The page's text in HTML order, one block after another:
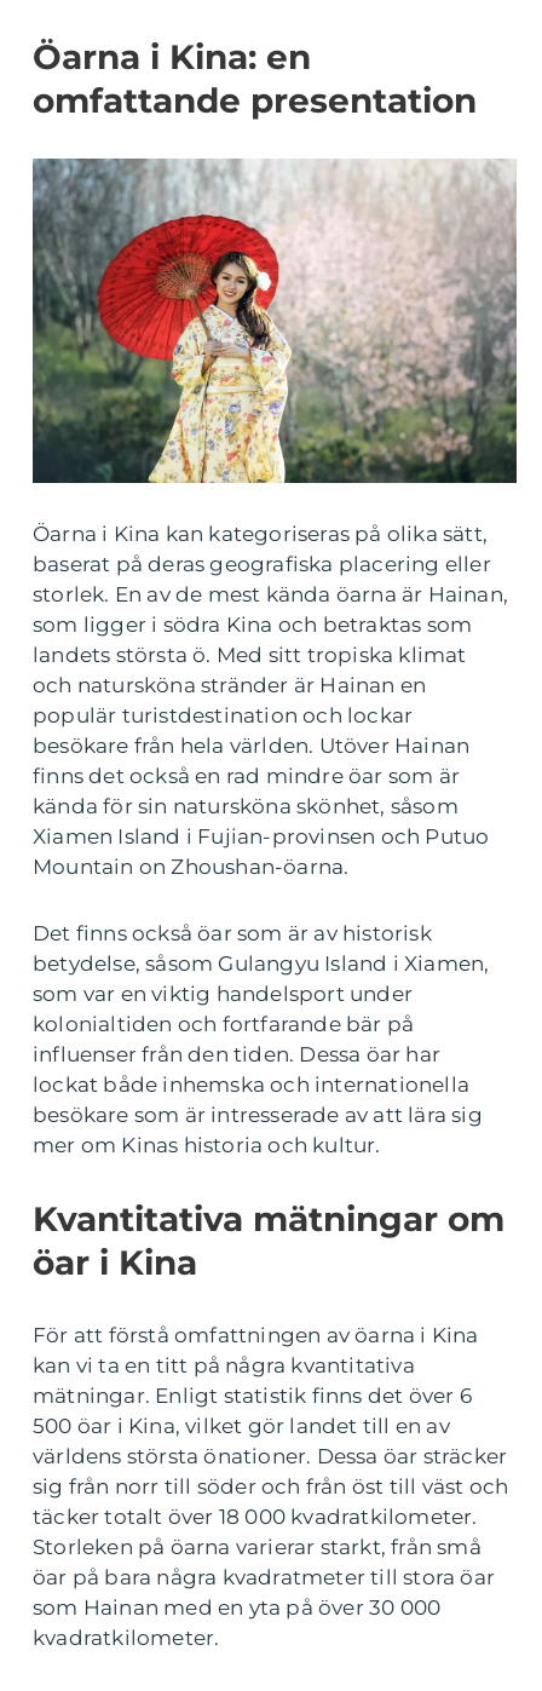
Öarna i Kina: en
omfattande presentation
Öarna i Kina kan kategoriseras på olika sätt,
baserat på deras geografiska placering eller
storlek. En av de mest kända öarna är Hainan,
som ligger i södra Kina och betraktas som
landets största ö. Med sitt tropiska klimat
och natursköna stränder är Hainan en
populär turistdestination och lockar
besökare från hela världen. Utöver Hainan
finns det också en rad mindre öar som är
kända för sin natursköna skönhet, såsom
Xiamen Island i Fujian-provinsen och Putuo
Mountain on Zhoushan-öarna.
Det finns också öar som är av historisk
betydelse, såsom Gulangyu Island i Xiamen,
som var en viktig handelsport under
kolonialtiden och fortfarande bär på
influenser från den tiden. Dessa öar har
lockat både inhemska och internationella
besökare som är intresserade av att lära sig
mer om Kinas historia och kultur.
Kvantitativa mätningar om
öar i Kina
För att förstå omfattningen av öarna i Kina
kan vi ta en titt på några kvantitativa
mätningar. Enligt statistik finns det över 6
500 öar i Kina, vilket gör landet till en av
världens största önationer. Dessa öar sträcker
sig från norr till söder och från öst till väst och
täcker totalt över 18 000 kvadratkilometer.
Storleken på öarna varierar starkt, från små
öar på bara några kvadratmeter till stora öar
som Hainan med en yta på över 30 000
kvadratkilometer.